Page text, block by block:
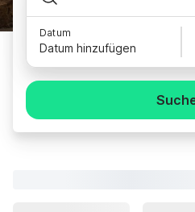
Datum
Datum hinzufügen